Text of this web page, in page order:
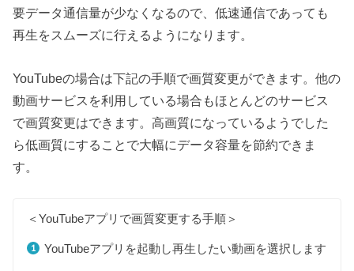
要データ通信量が少なくなるので、低速通信であっても
再生をスムーズに行えるようになります。
YouTubeの場合は下記の手順で画質変更ができます。他の
動画サービスを利用している場合もほとんどのサービス
で画質変更はできます。高画質になっているようでした
ら低画質にすることで大幅にデータ容量を節約できま
す。
＜YouTubeアプリで画質変更する手順＞
YouTubeアプリを起動し再生したい動画を選択します